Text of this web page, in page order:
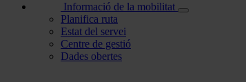
Informació de la mobilitat
Planifica ruta
Estat del servei
Centre de gestió
Dades obertes